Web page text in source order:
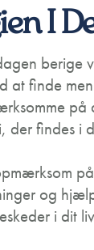
I
finde
der findes i
og
i dit